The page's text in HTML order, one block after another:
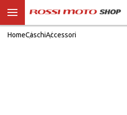
HomeCaschiAccessori